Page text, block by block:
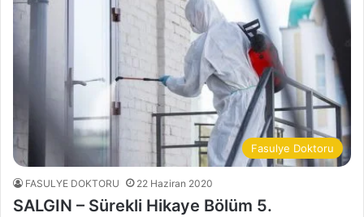
Fasulye Doktoru
FASULYE DOKTORU 22 Haziran 2020
SALGIN – Sürekli Hikaye Bölüm 5.